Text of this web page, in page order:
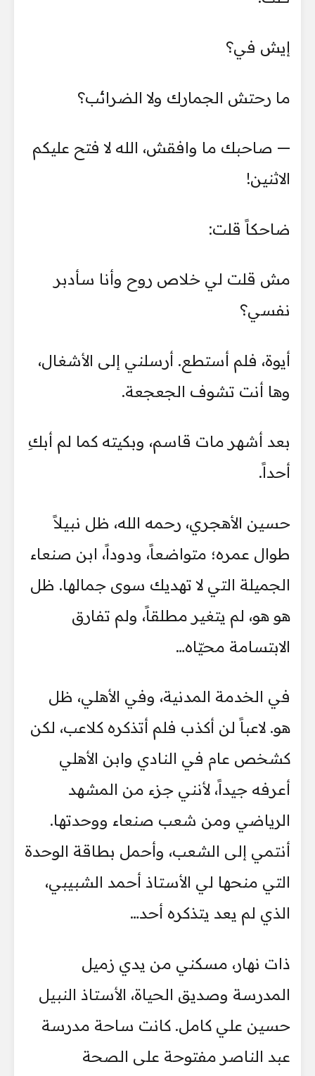
إيش في؟
ما رحتش الجمارك ولا الضرائب؟
— صاحبك ما وافقش، الله لا فتح عليكم
الاثنين!
ضاحكاً قلت:
مش قلت لي خلاص روح وأنا سأدبر
نفسي؟
أيوة، فلم أستطع. أرسلني إلى الأشغال،
وها أنت تشوف الجعجعة.
بعد أشهر مات قاسم، وبكيته كما لم أبكِ
أحداً.
حسين الأهجري، رحمه الله، ظل نبيلاً
طوال عمره؛ متواضعاً، ودوداً، ابن صنعاء
الجميلة التي لا تهديك سوى جمالها. ظل
هو هو، لم يتغير مطلقاً، ولم تفارق
الابتسامة محيّاه…
في الخدمة المدنية، وفي الأهلي، ظل
هو. لاعباً لن أكذب فلم أتذكره كلاعب، لكن
كشخص عام في النادي وابن الأهلي
أعرفه جيداً، لأنني جزء من المشهد
الرياضي ومن شعب صنعاء ووحدتها.
أنتمي إلى الشعب، وأحمل بطاقة الوحدة
التي منحها لي الأستاذ أحمد الشبيبي،
الذي لم يعد يتذكره أحد…
ذات نهار، مسكني من يدي زميل
المدرسة وصديق الحياة، الأستاذ النبيل
حسين علي كامل. كانت ساحة مدرسة
عبد الناصر مفتوحة على الصحة